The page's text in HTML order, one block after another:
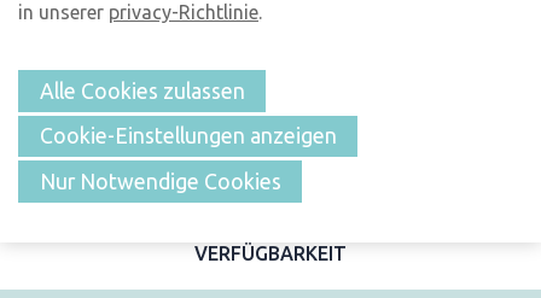
ÜBERSICHT
VERFÜGBARKEIT
in unserer privacy-Richtlinie.
Alle Cookies zulassen
Cookie-Einstellungen anzeigen
Nur Notwendige Cookies